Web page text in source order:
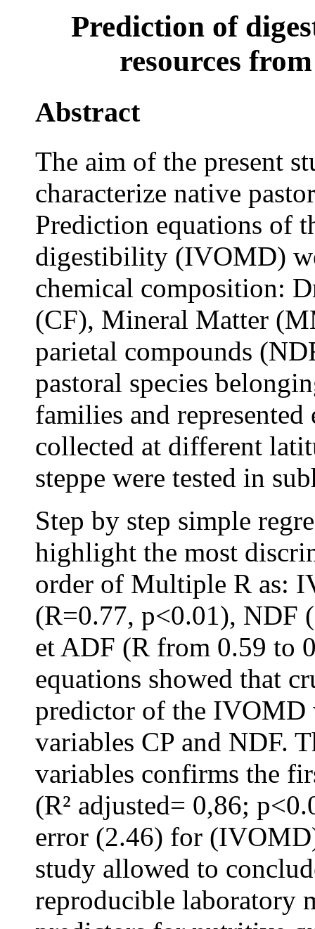
Prediction of
resources
Abstract
The aim of the present
characterize native
Prediction equations of
digestibility (IVOMD)
chemical composition:
(CF), Mineral Matter
parietal compounds
pastoral species
families and
collected at different
steppe were tested in
Step by step simple
highlight the most
order of Multiple R as:
(R=0.77, p<0.01), NDF
et ADF (R from 0.59 to
equations showed that
predictor of the
variables CP and NDF.
variables confirms the
(R² adjusted= 0,86;
error (2.46) for
study allowed to
reproducible laboratory